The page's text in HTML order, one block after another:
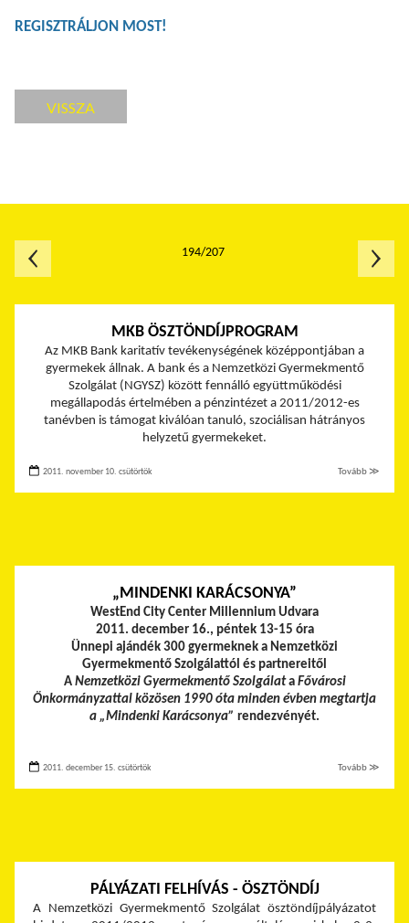
REGISZTRÁLJON MOST!
VISSZA
MKB ÖSZTÖNDÍJPROGRAM
Az MKB Bank karitatív tevékenységének középpontjában a
gyermekek állnak. A bank és a Nemzetközi Gyermekmentő
Szolgálat (NGYSZ) között fennálló együttműködési
megállapodás értelmében a pénzintézet a 2011/2012-es
tanévben is támogat kiválóan tanuló, szociálisan hátrányos
helyzetű gyermekeket.
2011. november 10. csütörtök Tovább ≫
„MINDENKI KARÁCSONYA”
WestEnd City Center Millennium Udvara
2011. december 16., péntek 13-15 óra
Ünnepi ajándék 300 gyermeknek a Nemzetközi
Gyermekmentő Szolgálattól és partnereitől
A Nemzetközi Gyermekmentő Szolgálata Fővárosi
Önkormányzattal közösen 1990 óta minden évben megtartja
a „Mindenki Karácsonya” rendezvényét.
2011. december 15. csütörtök Tovább ≫
PÁLYÁZATI FELHÍVÁS - ÖSZTÖNDÍJ
A Nemzetközi Gyermekmentő Szolgálat ösztöndíjpályázatot
194/207